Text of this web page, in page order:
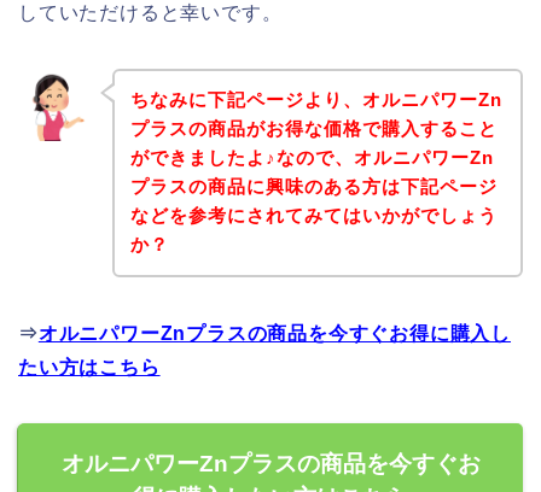
していただけると幸いです。
ちなみに下記ページより、オルニパワーZn
プラスの商品がお得な価格で購入すること
ができましたよ♪なので、オルニパワーZn
プラスの商品に興味のある方は下記ページ
などを参考にされてみてはいかがでしょう
か？
⇒オルニパワーZnプラスの商品を今すぐお得に購入し
たい方はこちら
オルニパワーZnプラスの商品を今すぐお